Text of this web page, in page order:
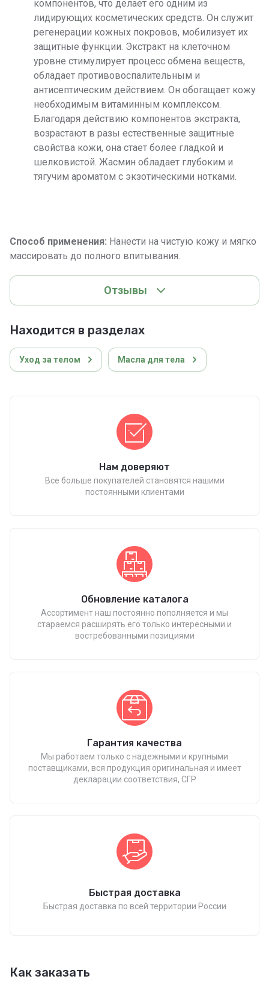
компонентов, что делает его одним из
лидирующих косметических средств. Он служит
регенерации кожных покровов, мобилизует их
защитные функции. Экстракт на клеточном
уровне стимулирует процесс обмена веществ,
обладает противовоспалительным и
антисептическим действием. Он обогащает кожу
необходимым витаминным комплексом.
Благодаря действию компонентов экстракта,
возрастают в разы естественные защитные
свойства кожи, она стает более гладкой и
шелковистой. Жасмин обладает глубоким и
тягучим ароматом с экзотическими нотками.
Способ применения: Нанести на чистую кожу и мягко
массировать до полного впитывания.
Отзывы
Находится в разделах
Уход за телом Масла для тела
Нам доверяют
Все больше покупателей становятся нашими
постоянными клиентами
Обновление каталога
Ассортимент наш постоянно пополняется и мы
стараемся расширять его только интересными и
востребованными позициями
Гарантия качества
Мы работаем только с надежными и крупными
поставщиками, вся продукция оригинальная и имеет
декларации соответствия, СГР
Быстрая доставка
Быстрая доставка по всей территории России
Как заказать